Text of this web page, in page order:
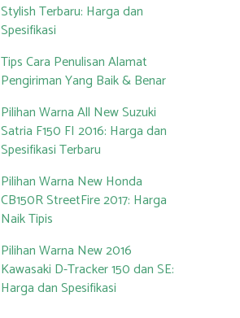
Stylish Terbaru: Harga dan
Spesifikasi
Tips Cara Penulisan Alamat
Pengiriman Yang Baik & Benar
Pilihan Warna All New Suzuki
Satria F150 FI 2016: Harga dan
Spesifikasi Terbaru
Pilihan Warna New Honda
CB150R StreetFire 2017: Harga
Naik Tipis
Pilihan Warna New 2016
Kawasaki D-Tracker 150 dan SE:
Harga dan Spesifikasi